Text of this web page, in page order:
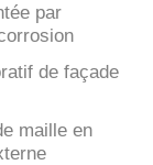
par
de façade
maille en